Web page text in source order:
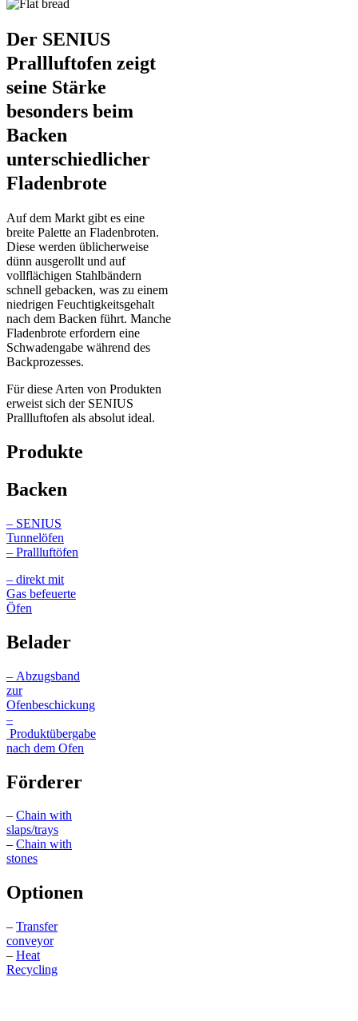
Der SENIUS
Prallluftofen zeigt
seine Stärke
besonders beim
Backen
unterschiedlicher
Fladenbrote
Auf dem Markt gibt es eine
breite Palette an Fladenbroten.
Diese werden üblicherweise
dünn ausgerollt und auf
vollflächigen Stahlbändern
schnell gebacken, was zu einem
niedrigen Feuchtigkeitsgehalt
nach dem Backen führt. Manche
Fladenbrote erfordern eine
Schwadengabe während des
Backprozesses.
Für diese Arten von Produkten
erweist sich der SENIUS
Prallluftofen als absolut ideal.
Produkte
Backen
– SENIUS
Tunnelöfen
– Prallluftöfen
– direkt mit
Gas befeuerte
Öfen
Belader
– Abzugsband
zur
Ofenbeschickung
–
Produktübergabe
nach dem Ofen
Förderer
– Chain with
slaps/trays
– Chain with
stones
Optionen
– Transfer
conveyor
– Heat
Recycling